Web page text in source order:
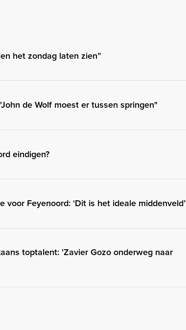
het zondag laten zien”
de Wolf moest er tussen springen"
eindigen?
Feyenoord: ‘Dit is het ideale middenveld’
toptalent: 'Zavier Gozo onderweg naar